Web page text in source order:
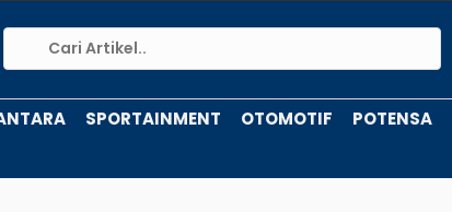
SPORTAINMENT OTOMOTIF POTENSA